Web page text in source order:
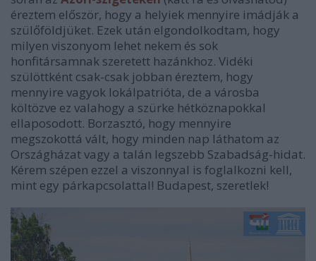
éreztem először, hogy a helyiek mennyire imádják a
szülőföldjüket. Ezek után elgondolkodtam, hogy
milyen viszonyom lehet nekem és sok
honfitársamnak szeretett hazánkhoz. Vidéki
szülöttként csak-csak jobban éreztem, hogy
mennyire vagyok lokálpatrióta, de a városba
költözve ez valahogy a szürke hétköznapokkal
ellaposodott. Borzasztó, hogy mennyire
megszokottá vált, hogy minden nap láthatom az
Országházat vagy a talán legszebb Szabadság-hidat.
Kérem szépen ezzel a viszonnyal is foglalkozni kell,
mint egy párkapcsolattal! Budapest, szeretlek!